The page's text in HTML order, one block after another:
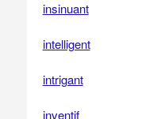
insinuant
intelligent
intrigant
inventif